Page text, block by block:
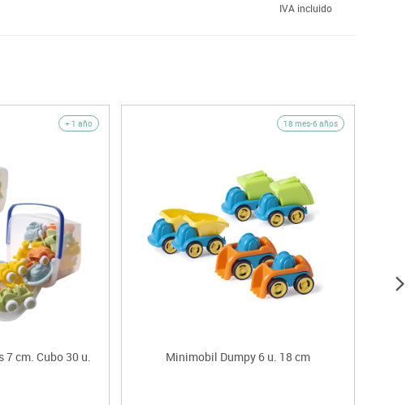
IVA incluido
+ 1 año
7 cm. Cubo 30 u.
18 mes-6 años
Minimobil Dumpy 6 u. 18 cm